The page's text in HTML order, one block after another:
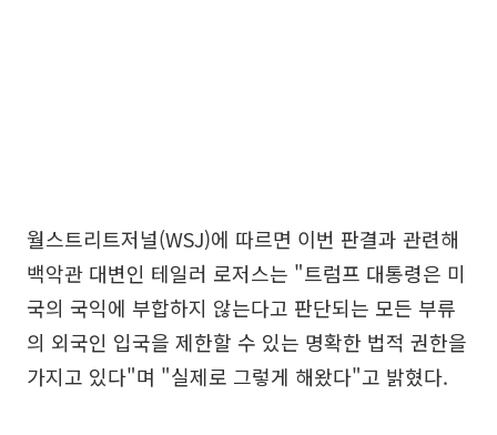
월스트리트저널(WSJ)에 따르면 이번 판결과 관련해
백악관 대변인 테일러 로저스는 "트럼프 대통령은 미
국의 국익에 부합하지 않는다고 판단되는 모든 부류
의 외국인 입국을 제한할 수 있는 명확한 법적 권한을
가지고 있다"며 "실제로 그렇게 해왔다"고 밝혔다.